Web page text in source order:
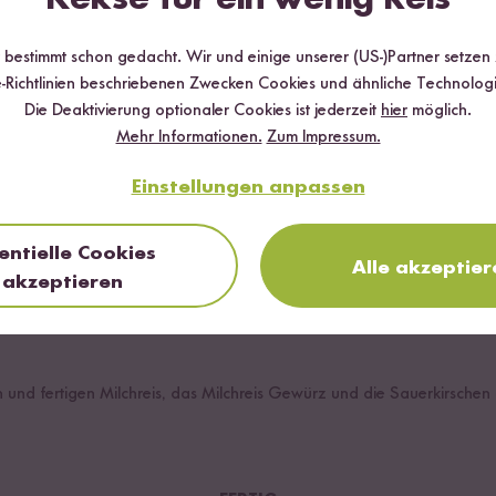
stellen und Milchreis aufkochen lassen.
den Herd auf die niedrigste Hitzestufe stellen.
der Milchreis die Milch weitestgehend aufgenommen hat und eine
mit einem Schuss Sahne auflockern und mit Zimt und Zucker
zubereiten.
vom Reis aufgesogen wurde, Topf vom Herd nehmen und 5 Min.
und fertigen Milchreis, das Milchreis Gewürz und die Sauerkirschen
bestimmt schon gedacht. Wir und einige unserer (US-)Partner
Richtlinien beschriebenen Zwecken Cookies und ähnliche
Die Deaktivierung optionaler Cookies ist jederzeit hier möglich.
Mehr Informationen. Zum Impressum.
Einstellungen anpassen
Cookies
akzeptieren
Alle